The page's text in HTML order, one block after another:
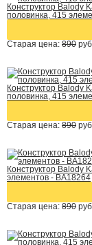
Конструктор Balody
половинка, 415
Старая цена: 890
Конструктор Balody
половинка, 415
Старая цена: 890
Конструктор Balody
элементов - BA18264
Старая цена: 890